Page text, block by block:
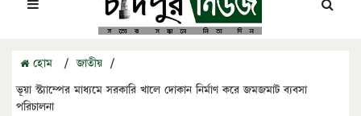
হোম / জাতীয় /
ভূয়া স্ট্যাম্পের মাধ্যমে সরকারি খালে দোকান নির্মাণ করে জমজমাট ব্যবসা
পরিচালনা